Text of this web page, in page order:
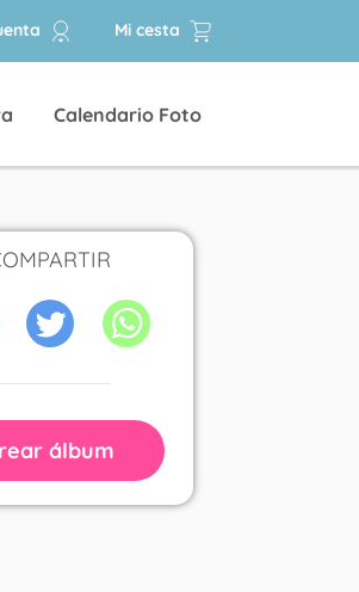
Mi cesta
Calendario Foto
álbum